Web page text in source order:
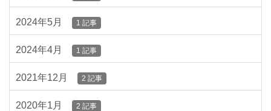
2024年5月 1 記事
2024年4月 1 記事
2021年12月 2 記事
2020年1月 2 記事